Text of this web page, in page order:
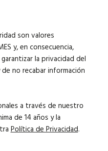
son valores
y, en consecuencia,
la privacidad del
no recabar información
a través de nuestro
de 14 años y la
Política de Privacidad.